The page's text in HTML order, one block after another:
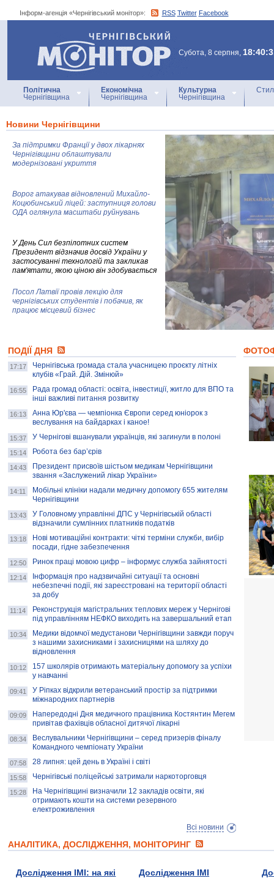
Інформ-агенція «Чернігівський монітор»: RSS Twitter Facebook
Інформ-агенція
«Чернігівський монітор»
Субота, 8 серпня,
Політична
Чернігівщина
Економічна
Чернігівщина
Культурна
Чернігівщина
Новини Чернігівщини
За підтримки Франції у двох лікарнях
Чернігівщини облаштували
модернізовані укриття
Ворог атакував відновлений Михайло-
Коцюбинський ліцей: заступниця голови
ОДА оглянула масштаби руйнувань
У День Сил безпілотних систем
Президент відзначив досвід України у
застосуванні технологій та закликав
пам'ятати, якою ціною він здобувається
Посол Латвії провів лекцію для
чернігівських студентів і побачив, як
працює місцевий бізнес
колекцію про війну, емоції та тварин
AB InBev Efes Україна підтримала
навчальний проєкт "Молодіжна бізнес-
школа", спрямований на розвиток
підприємництва у Чернігівській області
Золота тварина: видання Forbes
написало про чернігівця Патрона: хто і
скільки на ньому заробляє? І куди
витрачають?
ПОДІЇ ДНЯ
17:17
Чернігівська громада стала учасницею проєкту літніх
клубів «Грай. Дій. Змінюй»
16:55
Рада громад області: освіта, інвестиції, житло для ВПО та
інші важливі питання розвитку
16:13
Анна Юр'єва — чемпіонка Європи серед юніорок з
веслування на байдарках і каное!
15:37 У Чернігові вшанували українців, які загинули в полоні
15:14 Робота без бар’єрів
14:43
Президент присвоїв шістьом медикам Чернігівщини
звання «Заслужений лікар України»
14:11
Мобільні клініки надали медичну допомогу 655 жителям
Чернігівщини
13:43
У Головному управлінні ДПС у Чернігівській області
відзначили сумлінних платників податків
13:18
Нові мотиваційні контракти: чіткі терміни служби, вибір
посади, гідне забезпечення
12:50 Ринок праці мовою цифр – інформує служба зайнятості
12:14
Інформація про надзвичайні ситуації та основні
небезпечні події, які зареєстровані на території області
за добу
11:14
Реконструкція магістральних теплових мереж у Чернігові
під управлінням НЕФКО виходить на завершальний етап
10:34
Медики відомчої медустанови Чернігівщини завжди поруч
з нашими захисниками і захисницями на шляху до
відновлення
10:12
157 школярів отримають матеріальну допомогу за успіхи
у навчанні
09:41
У Ріпках відкрили ветеранський простір за підтримки
міжнародних партнерів
09:09
Напередодні Дня медичного працівника Костянтин Мегем
привітав фахівців обласної дитячої лікарні
08:34
Веслувальники Чернігівщини – серед призерів фіналу
Командного чемпіонату України
07:58 28 липня: цей день в Україні і світі
15:58 Чернігівські поліцейські затримали наркоторговця
15:28
На Чернігівщині визначили 12 закладів освіти, які
отримають кошти на системи резервного
електроживлення
Всі новини
АНАЛІТИКА, ДОСЛІДЖЕННЯ, МОНІТОРИНГ
Дослідження ІМІ: на які
Дослідження ІМІ